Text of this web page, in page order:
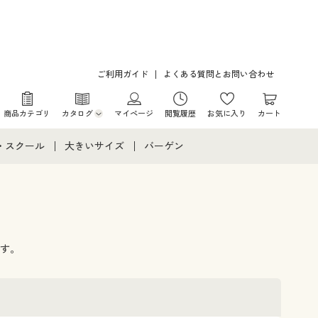
ご利用ガイド よくある質問とお問い合わせ
商品カテゴリ カタログ
カタログ・チラシからのご注文
マイページ 閲覧履歴 お気に入り カート
ト
スクール
ア・ティーンズ下着
大きいサイズ バーゲン
。